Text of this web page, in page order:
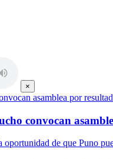
×
convocan